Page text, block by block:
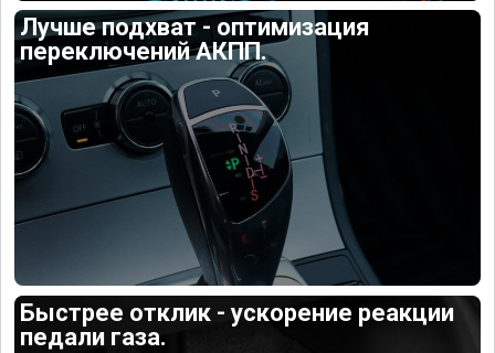
Лучше подхват - оптимизация
переключений АКПП.
Быстрее отклик - ускорение реакции
педали газа.